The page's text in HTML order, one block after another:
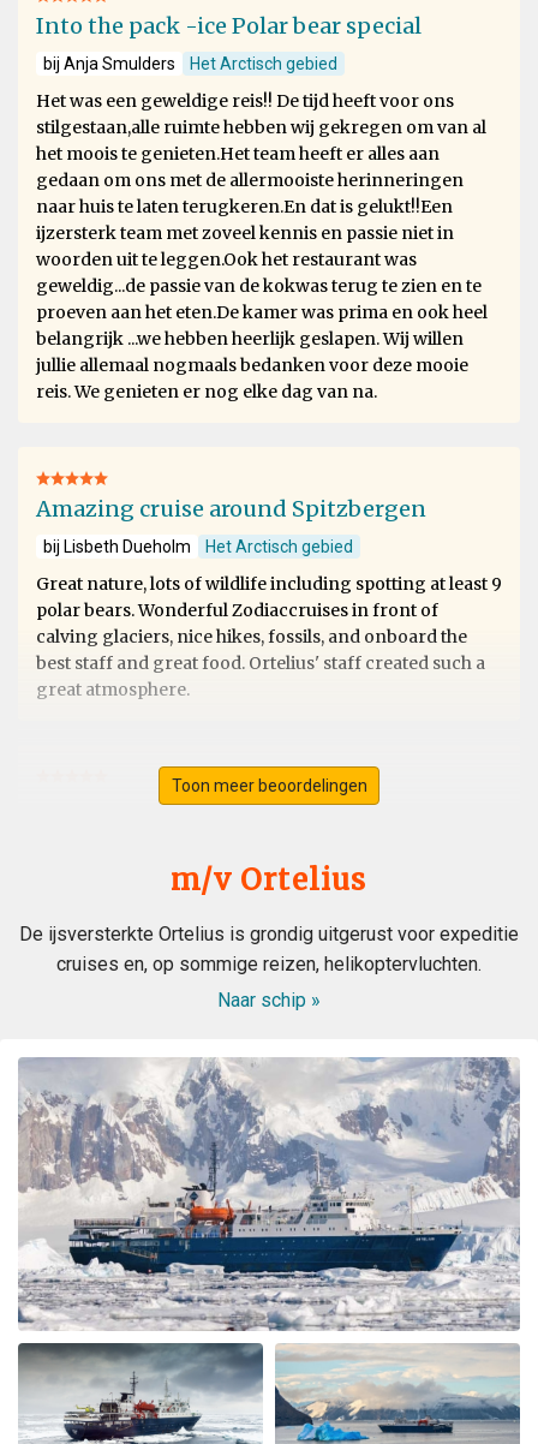
Into the pack -ice Polar bear special
bij Anja Smulders Het Arctisch gebied
Het was een geweldige reis!! De tijd heeft voor ons
stilgestaan,alle ruimte hebben wij gekregen om van al
het moois te genieten.Het team heeft er alles aan
gedaan om ons met de allermooiste herinneringen
naar huis te laten terugkeren.En dat is gelukt!!Een
ijzersterk team met zoveel kennis en passie niet in
woorden uit te leggen.Ook het restaurant was
geweldig...de passie van de kokwas terug te zien en te
proeven aan het eten.De kamer was prima en ook heel
belangrijk ...we hebben heerlijk geslapen. Wij willen
jullie allemaal nogmaals bedanken voor deze mooie
reis. We genieten er nog elke dag van na.
Amazing cruise around Spitzbergen
bij Lisbeth Dueholm Het Arctisch gebied
Great nature, lots of wildlife including spotting at least 9
polar bears. Wonderful Zodiaccruises in front of
calving glaciers, nice hikes, fossils, and onboard the
best staff and great food. Ortelius' staff created such a
great atmosphere.
crew. A wonderful magical landdcape. Very interesting
recaps and lots of great appreciated informations from
the experts. All in all the best trip in my lifetime. Thank
Wonderful landscape
bij Cornelia Kolar Het Arctisch gebied
The animal and landscape sceneries we're great nur the
chinese guests being noisy and chaotic was very
disappointing, annoying and shocking to me.they
didn't respect nature and I hardly could enjoy the
silence of the Arctic as advertised. The food and crew
was adorable.
Toon meer beoordelingen
m/v Ortelius
De ijsversterkte Ortelius is grondig uitgerust voor expeditie
cruises en, op sommige reizen, helikoptervluchten.
Naar schip »